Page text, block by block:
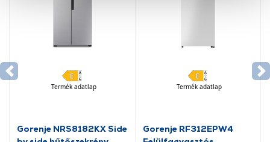
További információk:
Adatvédelem
Termék adatlap
Gorenje NRS8182KX Side
Termék adatlap
Gorenje RF312EPW4